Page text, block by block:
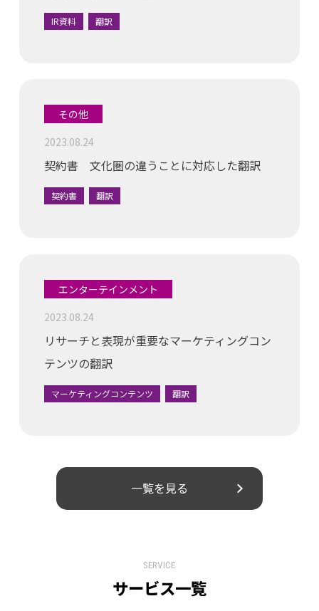
IR資料 翻訳
その他
2023.08.24
契約書 文化圏の違うことに対応した翻訳
契約書 翻訳
エンターテインメント
2023.08.24
リサーチと表現が重要なマーケティングコン
テンツの翻訳
マーケティングコンテンツ 翻訳
一覧を見る
SERVICE
サービス一覧